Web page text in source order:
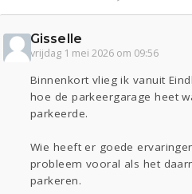
Seks
Oekraïne
Kinderen
Digi
Zwanger
Lezen
Gisselle
vrijdag 1 mei 2026 om 09:56
Binnenkort vlieg ik vanuit
hoe de parkeergarage heet
parkeerde.
Wie heeft er goede
probleem vooral als het
parkeren.